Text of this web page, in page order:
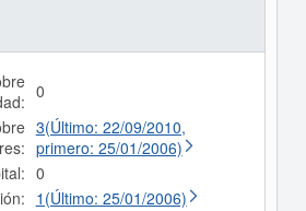
0
3(Último: 22/09/2010,
primero: 25/01/2006)
0
1(Último: 25/01/2006)